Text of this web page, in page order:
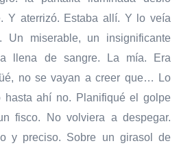
Y aterrizó. Estaba allí. Y lo veía
miserable, un insignificante
llena de sangre. La mía. Era
no se vayan a creer que… Lo
hasta ahí no. Planifiqué el golpe
fisco. No volviera a despegar.
y preciso. Sobre un girasol de